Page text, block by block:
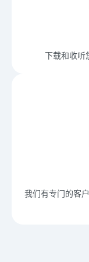
下载和收听
我们有专门的客